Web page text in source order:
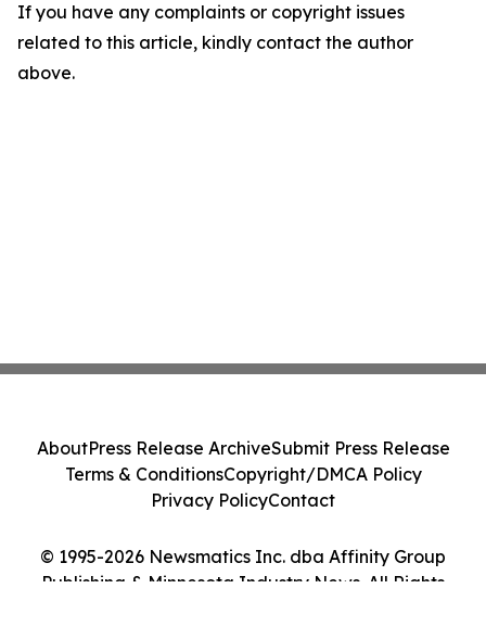
If you have any complaints or copyright issues
related to this article, kindly contact the author
above.
© 1995-2026 Newsmatics Inc. dba Affinity Group
Publishing & Minnesota Industry News. All Rights
AboutPress Release ArchiveSubmit Press Release
Terms & ConditionsCopyright/DMCA Policy
Privacy PolicyContact